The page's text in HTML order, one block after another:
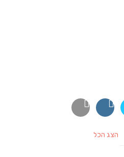
הצג הכל